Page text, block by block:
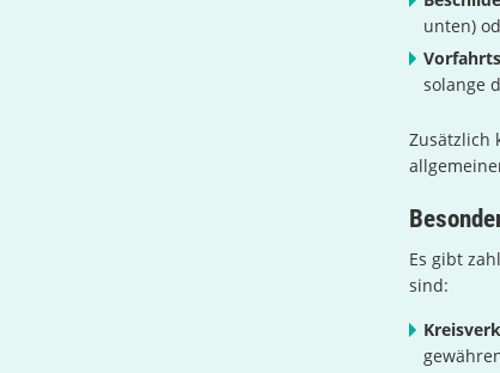
unten)
solange
Zusätzlich
Es gibt
sind: